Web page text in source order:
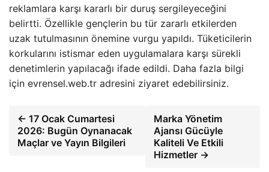
reklamlara karşı kararlı bir duruş sergileyeceğini
belirtti. Özellikle gençlerin bu tür zararlı etkilerden
uzak tutulmasının önemine vurgu yapıldı. Tüketicilerin
korkularını istismar eden uygulamalara karşı sürekli
denetimlerin yapılacağı ifade edildi. Daha fazla bilgi
için evrensel.web.tr adresini ziyaret edebilirsiniz.
← 17 Ocak Cumartesi
2026: Bugün Oynanacak
Maçlar ve Yayın Bilgileri
Marka Yönetim
Ajansı Gücüyle
Kaliteli Ve Etkili
Hizmetler →